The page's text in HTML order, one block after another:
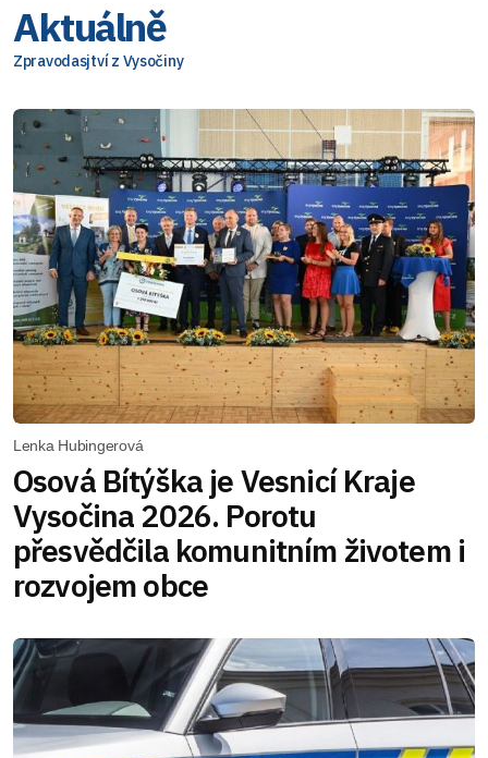
Aktuálně
Zpravodasjtví z Vysočiny
Lenka Hubingerová
Osová Bítýška je Vesnicí Kraje
Vysočina 2026. Porotu
přesvědčila komunitním životem i
rozvojem obce